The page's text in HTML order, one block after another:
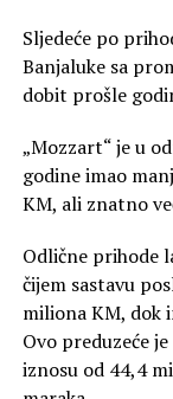
Sljedeće po
Banjaluke sa
dobit prošle
„Mozzart“ je u
godine imao
KM, ali znatno
Odlične prihode
čijem sastavu
miliona KM, dok
Ovo preduzeće
iznosu od 44,4